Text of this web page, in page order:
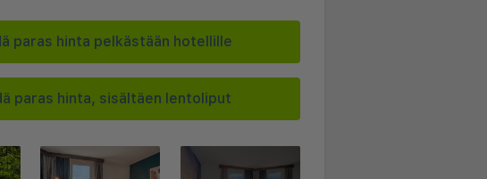
paras hinta pelkästään hotellille
paras hinta, sisältäen lentoliput